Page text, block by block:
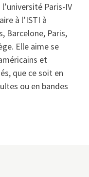
Paris-IV
à l’ISTI à
Barcelone, Paris,
Elle aime se
et
que ce soit en
ou en bandes